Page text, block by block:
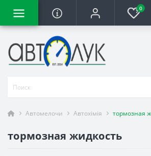
0
Автомелочи Автохімія тормозная
тормозная жидкость